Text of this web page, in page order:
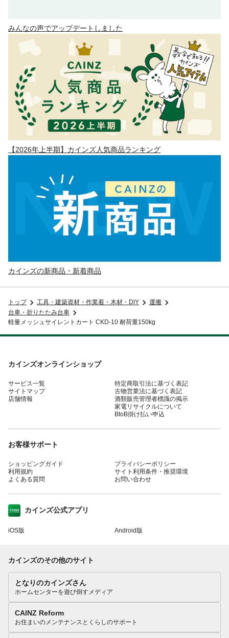
みんなの声でアップデートしました
【2026年上半期】カインズ人気商品ランキング
カインズの新商品・新着商品
トップ 工具・建築資材・作業着・木材・DIY
運搬
台車・折りたたみ台車
軽量メッシュサイレントカート CKD-10 耐荷重150kg
カインズオンラインショップ
サービス一覧
サイトマップ
店舗情報
特定商取引法に基づく表記
古物営業法に基づく表記
酒類販売管理者標識の掲示
家電リサイクルについて
BtoB掛け払い申込
お客様サポート
ショッピングガイド
利用規約
よくある質問
プライバシーポリシー
サイト利用条件・推奨環境
お問い合わせ
カインズ公式アプリ
iOS版 Android版
カインズのその他のサイト
となりのカインズさん
ホームセンターを遊び倒すメディア
CAINZ Reform
お住まいのメンテナンスとくらしのサポート